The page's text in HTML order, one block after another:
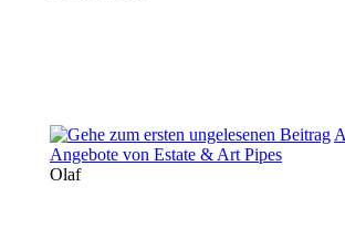
Angebote von Estate & Art Pipes
Olaf